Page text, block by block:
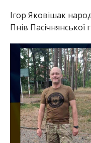
Ігор Яковішак
Пнів